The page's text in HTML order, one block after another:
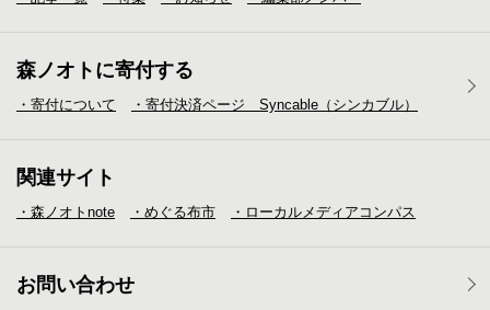
森ノオトに寄付する
・寄付について ・寄付決済ページ Syncable（シンカブル）
関連サイト
・森ノオトnote ・めぐる布市 ・ローカルメディア コンパス
お問い合わせ